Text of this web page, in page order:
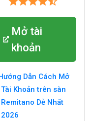
Mở tài
khoản
Dẫn Cách Mở
Tài Khoản trên sàn
Remitano Dễ Nhất
2026